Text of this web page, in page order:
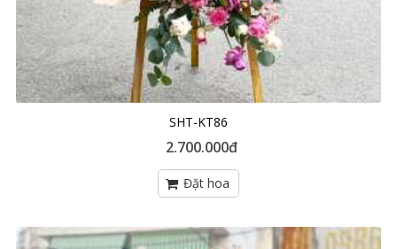
SHT-KT86
2.700.000đ